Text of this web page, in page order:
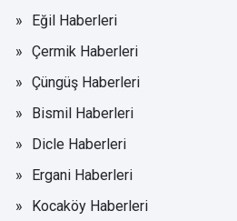
Eğil Haberleri
Çermik Haberleri
Çüngüş Haberleri
Bismil Haberleri
Dicle Haberleri
Ergani Haberleri
Kocaköy Haberleri